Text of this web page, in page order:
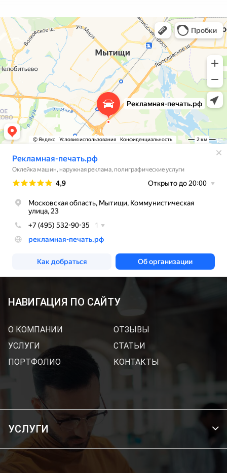
НАВИГАЦИЯ ПО САЙТУ
О КОМПАНИИ
УСЛУГИ
ПОРТФОЛИО
ОТЗЫВЫ
СТАТЬИ
КОНТАКТЫ
УСЛУГИ
БРЕНДИРОВАНИЕ ТРАНСПОРТА
ОФОРМЛЕНИЕ ВИТРИН И ОФИСОВ